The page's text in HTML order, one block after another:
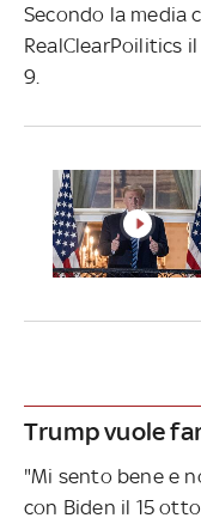
Secondo la media
RealClearPoilitics
9.
Trump vuole
"Mi sento bene e
con Biden il 15